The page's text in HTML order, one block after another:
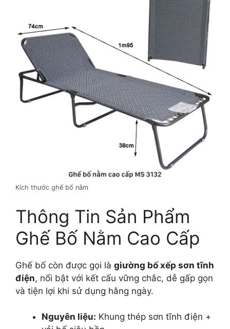
Kích thước ghế bố nằm
Thông Tin Sản Phẩm
Ghế Bố Nằm Cao Cấp
Ghế bố còn được gọi là giường bố xếp sơn tĩnh
điện, nổi bật với kết cấu vững chắc, dễ gấp gọn
và tiện lợi khi sử dụng hằng ngày.
Nguyên liệu: Khung thép sơn tĩnh điện +